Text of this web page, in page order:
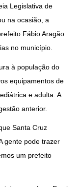
Legislativa de
na ocasião, a
Fábio Aragão
no município.
à população do
equipamentos de
e adulta. A
anterior.
Santa Cruz
gente pode trazer
um prefeito